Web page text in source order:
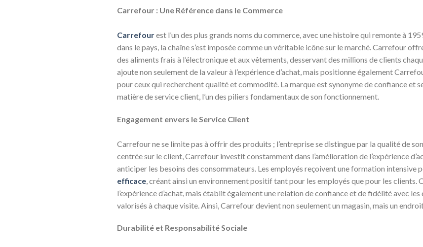
Carrefour : Une Référence dans le Commerce
Carrefourest l’un des plus grands noms du commerce, avec une histoire qui remonte à
dans le pays, la chaîne s’est imposée comme un véritable icône sur le marché. Carrefour
des aliments frais à l’électronique et aux vêtements, desservant des millions de clients
ajoute non seulement de la valeur à l’expérience d’achat, mais positionne également
pour ceux qui recherchent qualité et commodité. La marque est synonyme de confiance et
matière de service client, l’un des piliers fondamentaux de son fonctionnement.
Engagement envers le Service Client
Carrefour ne se limite pas à offrir des produits ; l’entreprise se distingue par la qualité de
centrée sur le client, Carrefour investit constamment dans l’amélioration de l’expérience
anticiper les besoins des consommateurs. Les employés reçoivent une formation intensive
efficace , créant ainsi un environnement positif tant pour les employés que pour les clients.
l’expérience d’achat, mais établit également une relation de confiance et de fidélité avec
valorisés à chaque visite. Ainsi, Carrefour devient non seulement un magasin, mais un
Durabilité et Responsabilité Sociale